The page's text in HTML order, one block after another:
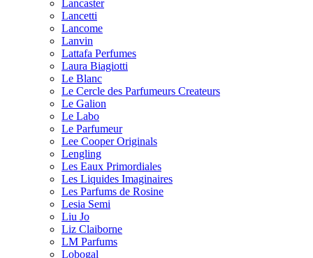
Lancaster
Lancetti
Lancome
Lanvin
Lattafa Perfumes
Laura Biagiotti
Le Blanc
Le Cercle des Parfumeurs Createurs
Le Galion
Le Labo
Le Parfumeur
Lee Cooper Originals
Lengling
Les Eaux Primordiales
Les Liquides Imaginaires
Les Parfums de Rosine
Lesia Semi
Liu Jo
Liz Claiborne
LM Parfums
Lobogal